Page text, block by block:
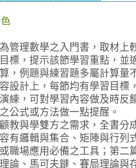
理數學之入門書，取材上
標，提示該節學習重點，並
，例題與練習題多屬計算量
設計上，每節均有學習目標
練，可對學習內容做及時反
公式或方法做一點提醒。
與學雙方之需求，全書分
有邏輯與集合、矩陣與行列
職場應用必備之工具；第二
論、馬可夫鏈、賽局理論與